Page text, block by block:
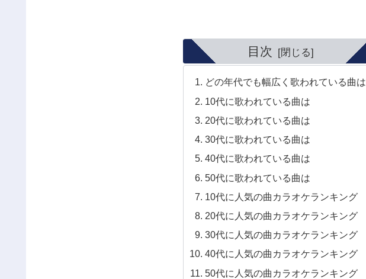
目次
どの年代でも幅広く歌われている曲は
10代に歌われている曲は
20代に歌われている曲は
30代に歌われている曲は
40代に歌われている曲は
50代に歌われている曲は
10代に人気の曲カラオケランキング
20代に人気の曲カラオケランキング
30代に人気の曲カラオケランキング
40代に人気の曲カラオケランキング
50代に人気の曲カラオケランキング